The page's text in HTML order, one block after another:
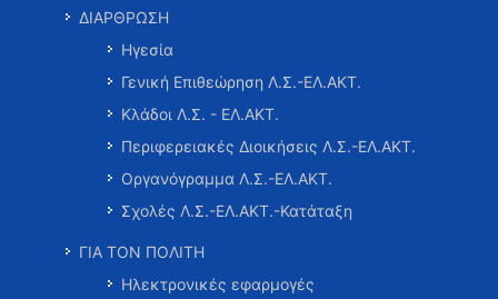
ΔΙΑΡΘΡΩΣΗ
Ηγεσία
Γενική Επιθεώρηση Λ.Σ.-ΕΛ.ΑΚΤ.
Κλάδοι Λ.Σ. - ΕΛ.ΑΚΤ.
Περιφερειακές Διοικήσεις Λ.Σ.-ΕΛ.ΑΚΤ.
Οργανόγραμμα Λ.Σ.-ΕΛ.ΑΚΤ.
Σχολές Λ.Σ.-ΕΛ.ΑΚΤ.-Κατάταξη
ΓΙΑ ΤΟΝ ΠΟΛΙΤΗ
Ηλεκτρονικές εφαρμογές